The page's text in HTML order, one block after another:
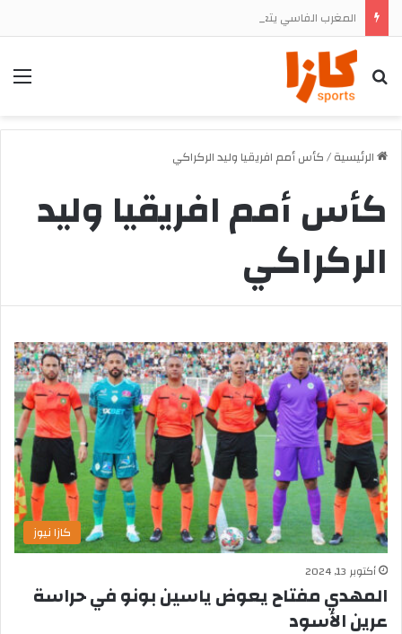
بحث
الرئيسية/كأس أمم افريقيا وليد الركراكي
كأس أمم افريقيا وليد
الركراكي
كازا نيوز
أكتوبر 13, 2024
المهدي مفتاح يعوض ياسين بونو في حراسة
عرين الأسود